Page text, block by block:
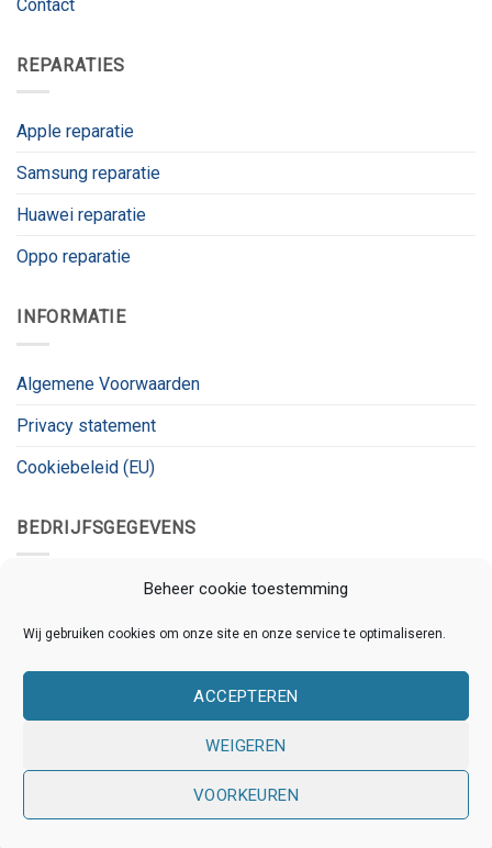
Beheer cookie toestemming
Wij gebruiken cookies om onze site en onze service te optimaliseren.
ACCEPTEREN
WEIGEREN
VOORKEUREN
Contact
REPARATIES
Apple reparatie
Samsung reparatie
Huawei reparatie
Oppo reparatie
INFORMATIE
Algemene Voorwaarden
Privacy statement
Cookiebeleid (EU)
BEDRIJFSGEGEVENS
3531 CL, Utrecht
BTW:BTW_ID
Copyright 2026 © Kanaalnet | Ontwikkeld door
Assistants